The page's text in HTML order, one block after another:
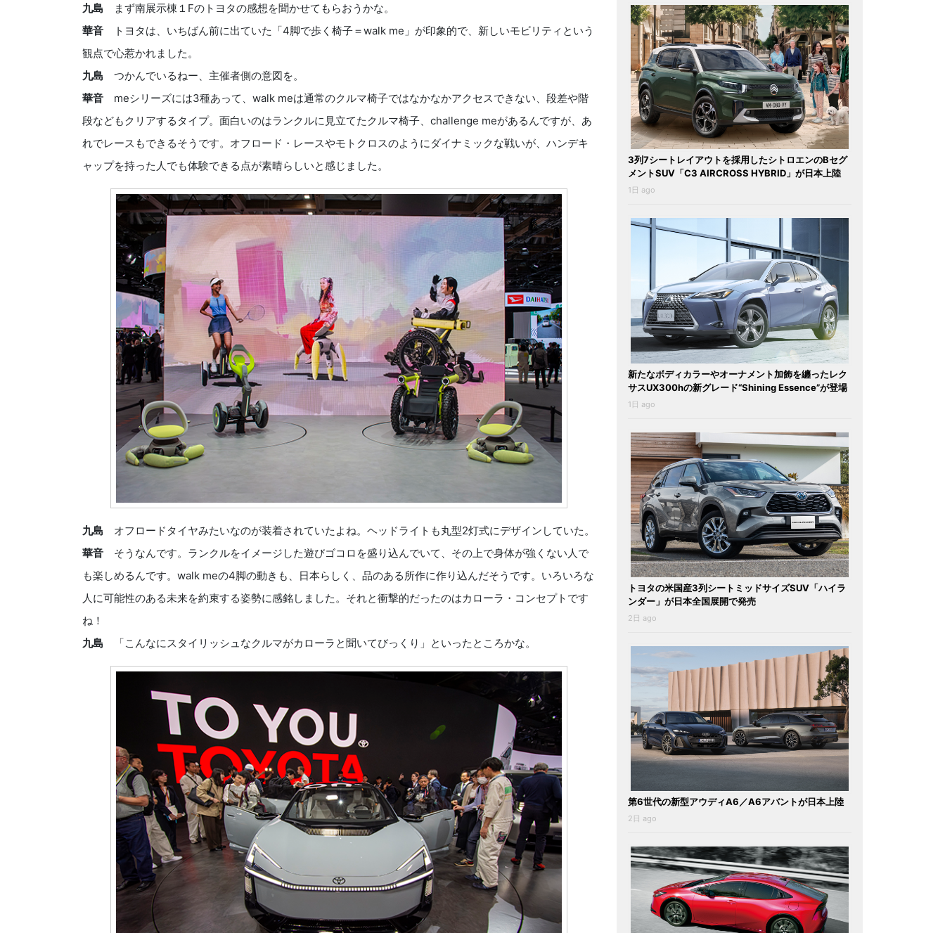
九島 まず南展示棟１Fのトヨタの感想を聞かせてもらおうかな。
華音 トヨタは、いちばん前に出ていた「4脚で歩く椅子＝walk me」が印象的で、新しいモビリティという
観点で心惹かれました。
九島 つかんでいるねー、主催者側の意図を。
華音 meシリーズには3種あって、walk meは通常のクルマ椅子ではなかなかアクセスできない、段差や階
段などもクリアするタイプ。面白いのはランクルに見立てたクルマ椅子、challenge meがあるんですが、あ
れでレースもできるそうです。オフロード・レースやモトクロスのようにダイナミックな戦いが、ハンデキ
ャップを持った人でも体験できる点が素晴らしいと感じました。
九島 オフロードタイヤみたいなのが装着されていたよね。ヘッドライトも丸型2灯式にデザインしていた。
華音 そうなんです。ランクルをイメージした遊びゴコロを盛り込んでいて、その上で身体が強くない人で
も楽しめるんです。walk meの4脚の動きも、日本らしく、品のある所作に作り込んだそうです。いろいろな
人に可能性のある未来を約束する姿勢に感銘しました。それと衝撃的だったのはカローラ・コンセプトです
ね！
九島 「こんなにスタイリッシュなクルマがカローラと聞いてびっくり」といったところかな。
3列7シートレイアウトを採用したシトロエンのBセグ
メントSUV「C3 AIRCROSS HYBRID」が日本上陸
1日 ago
新たなボディカラーやオーナメント加飾を纏ったレク
サスUX300hの新グレード“Shining Essence”が登場
1日 ago
トヨタの米国産3列シートミッドサイズSUV「ハイラ
ンダー」が日本全国展開で発売
2日 ago
第6世代の新型アウディA6／A6アバントが日本上陸
2日 ago